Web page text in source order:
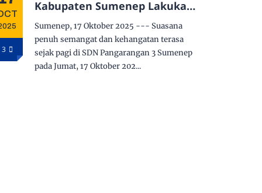
3
Kabupaten Sumenep Lakukan
Verifikasi Lapangan di SDN
Pangarangan 3, Disambut
Hangat dengan Lagu “Adab
Mored ka Guru”
Sumenep, 17 Oktober 2025 --- Suasana
penuh semangat dan kehangatan terasa
sejak pagi di SDN Pangarangan 3 Sumenep
pada Jumat, 17 Oktober 202...